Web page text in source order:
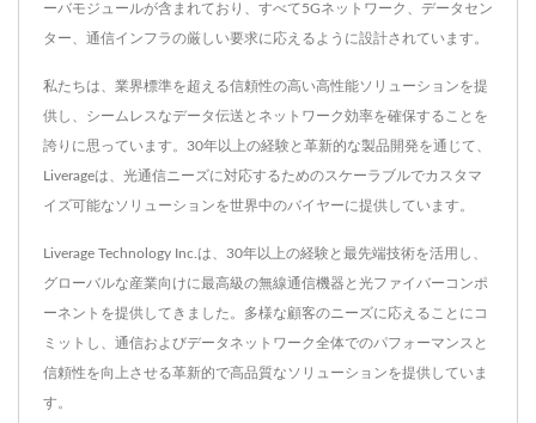
ーバモジュールが含まれており、すべて5Gネットワーク、データセン
ター、通信インフラの厳しい要求に応えるように設計されています。
私たちは、業界標準を超える信頼性の高い高性能ソリューションを提
供し、シームレスなデータ伝送とネットワーク効率を確保することを
誇りに思っています。30年以上の経験と革新的な製品開発を通じて、
Liverageは、光通信ニーズに対応するためのスケーラブルでカスタマ
イズ可能なソリューションを世界中のバイヤーに提供しています。
Liverage Technology Inc.は、30年以上の経験と最先端技術を活用し、
グローバルな産業向けに最高級の無線通信機器と光ファイバーコンポ
ーネントを提供してきました。多様な顧客のニーズに応えることにコ
ミットし、通信およびデータネットワーク全体でのパフォーマンスと
信頼性を向上させる革新的で高品質なソリューションを提供していま
す。